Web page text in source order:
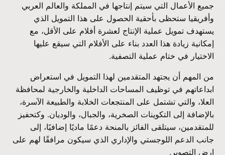
جميع الأعمال التي سيتم إنتاجها في المملكة والعالم العربي
وأفريقيا ستحظى بأحقية الحصول على هذا التمويل الذي
يستهدف تمويل عملية الإنتاج لعشرة أفلام على الأقل، مع
إمكانية زيادة هذا العدد بناء على الأفلام التي سيقع عليها
الاختيار في ختام عملية التصفية.
من المهم أن يجتهد المتقدمين لهذا التمويل في استعراض
ابداعاتهم في توظيف المساحات الداخلية والخارجية لمحافظة
العلا، والتي تشتمل على المنتجعات الخلابة والطبيعة الآسرة،
بالإضافة إلى التكوينات الصخرية، والجبال، والوديان. وكتحفيز
للمتقدمين، سيتلقى الفائز بالمنحة دعمًا ماديًا إضافيًا، إلى
جانب الدعم اللوجستي والإداري الذي سيكون مرافقًا لهم على
ارض التصوير.